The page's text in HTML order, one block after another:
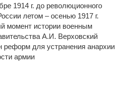
1914 г. до революционного
летом – осенью 1917 г.
момент истории военным
А.И. Верховский
реформ для устранения анархии
армии